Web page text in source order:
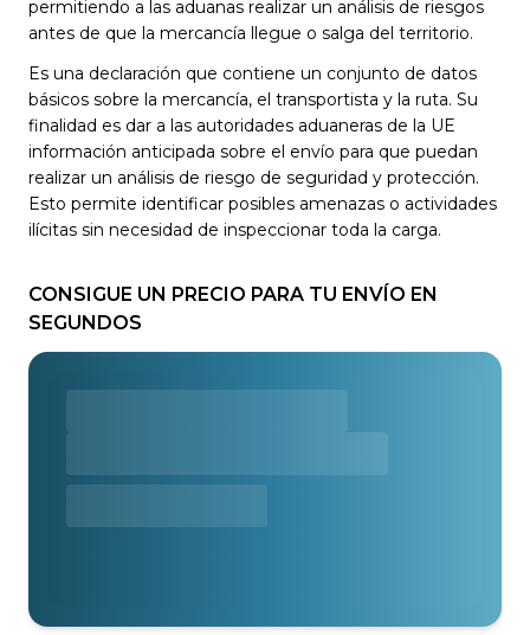
permitiendo a las aduanas realizar un análisis de riesgos
antes de que la mercancía llegue o salga del territorio.
Es una declaración que contiene un conjunto de datos
básicos sobre la mercancía, el transportista y la ruta. Su
finalidad es dar a las autoridades aduaneras de la UE
información anticipada sobre el envío para que puedan
realizar un análisis de riesgo de seguridad y protección.
Esto permite identificar posibles amenazas o actividades
ilícitas sin necesidad de inspeccionar toda la carga.
CONSIGUE UN PRECIO PARA TU ENVÍO EN
SEGUNDOS